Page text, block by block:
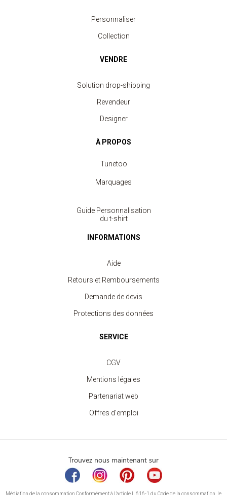
Personnaliser
Collection
VENDRE
Solution drop-shipping
Revendeur
Designer
À PROPOS
Tunetoo
Marquages
Guide Personnalisation
du t-shirt
INFORMATIONS
Aide
Retours et Remboursements
Demande de devis
Protections des données
SERVICE
CGV
Mentions légales
Partenariat web
Offres d'emploi
Trouvez nous maintenant sur
Médiation de la consommation Conformément à l’article L.616-1 du Code de la consommation, le